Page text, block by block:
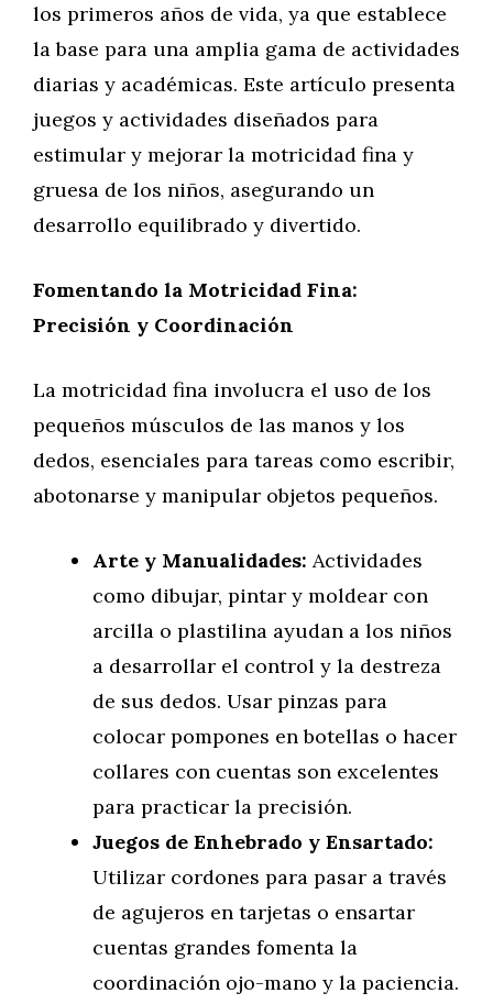
los primeros años de vida, ya que establece
la base para una amplia gama de actividades
diarias y académicas. Este artículo presenta
juegos y actividades diseñados para
estimular y mejorar la motricidad fina y
gruesa de los niños, asegurando un
desarrollo equilibrado y divertido.
Fomentando la Motricidad Fina:
Precisión y Coordinación
La motricidad fina involucra el uso de los
pequeños músculos de las manos y los
dedos, esenciales para tareas como escribir,
abotonarse y manipular objetos pequeños.
Arte y Manualidades: Actividades
como dibujar, pintar y moldear con
arcilla o plastilina ayudan a los niños
a desarrollar el control y la destreza
de sus dedos. Usar pinzas para
colocar pompones en botellas o hacer
collares con cuentas son excelentes
para practicar la precisión.
Juegos de Enhebrado y Ensartado:
Utilizar cordones para pasar a través
de agujeros en tarjetas o ensartar
cuentas grandes fomenta la
coordinación ojo-mano y la paciencia.